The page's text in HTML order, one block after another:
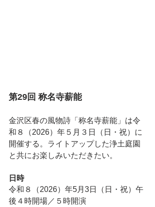
第29回 称名寺薪能
金沢区春の風物詩「称名寺薪能」は令
和８（2026）年５月３日（日・祝）に
開催する。ライトアップした浄土庭園
と共にお楽しみいただきたい。
日時
令和８（2026）年5月3日（日・祝）午
後４時開場／５時開演